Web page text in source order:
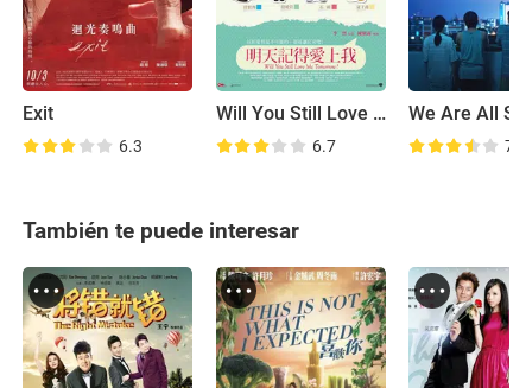
Exit
6.3
Will You Still Love Me Tomorrow?
6.7 7.2
También te puede interesar